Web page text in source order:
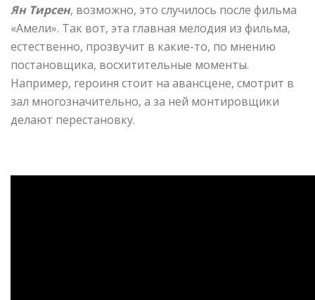
Ян Тирсен, возможно, это случилось после фильма
«Амели». Так вот, эта главная мелодия из фильма,
естественно, прозвучит в какие-то, по мнению
постановщика, восхитительные моменты.
Например, героиня стоит на авансцене, смотрит в
зал многозначительно, а за ней монтировщики
делают перестановку.